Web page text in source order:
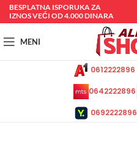
BESPLATNA ISPORUKA ZA
IZNOS VEĆI OD 4.000 DINARA
MENI
0612222896
0642222896
0692222896